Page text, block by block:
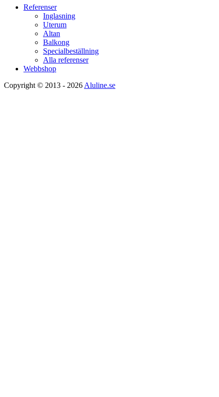
Referenser
Inglasning
Uterum
Altan
Balkong
Specialbeställning
Alla referenser
Webbshop
Copyright © 2013 - 2026 Aluline.se